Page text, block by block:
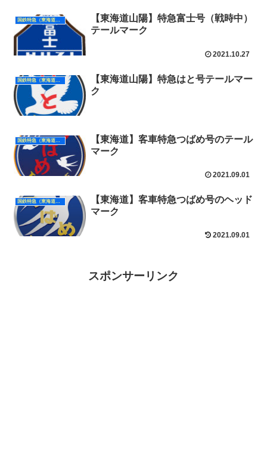
【東海道山陽】特急富士号（戦時中）
テールマーク
2021.10.27
国鉄特急（東海道山陽）
【東海道山陽】特急はと号テールマー
ク
国鉄特急（東海道山陽）
【東海道】客車特急つばめ号のテール
マーク
2021.09.01
【東海道】客車特急つばめ号のヘッド
マーク
2021.09.01
スポンサーリンク